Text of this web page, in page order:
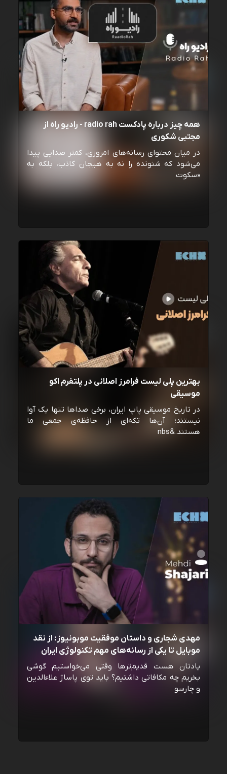
همه چیز درباره پادکست radio rah - رادیو راه از
مجتبی شکوری
در میان محتوای رسانه‌های امروزی، کمتر صدایی پیدا
می‌شود که شنونده را نه به هیجان کاذب، بلکه به
«سکوت
بهترین پلی لیست فرامرز اصلانی در پلتفرم اکو
موسیقی
در تاریخ موسیقی پاپ ایران، برخی صداها تنها یک آوا
نیستند؛ آن‌ها تکه‌ای از حافظه‌ی جمعی ما
هستند.&nbs
مهدی شجاری و داستان موفقیت موبونیوز: از نقد
موبایل تا یکی از رسانه‌‌های مهم تکنولوژی ایران
یادتان هست قدیم‌ترها وقتی می‌خواستیم گوشی
بخریم چه مکافاتی داشتیم؟ باید توی پاساژ علاءالدین
و چارسو